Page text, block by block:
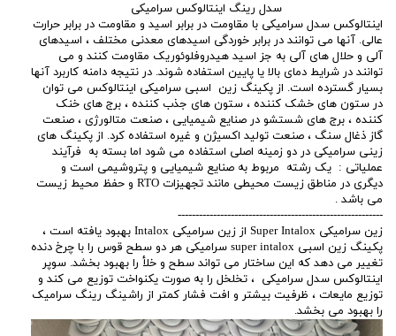
سدل رینگ اینتالوکس سرامیکی
اینتالوکس سدل سرامیکی با مقاومت در برابر اسید و مقاومت در برابر حرارت
عالی. آنها می توانند در برابر خوردگی اسیدهای معدنی مختلف ، اسیدهای
آلی و حلال های آلی به جز اسید هیدروفلوئوریک مقاومت کنند و می
توانند در شرایط دمای بالا یا پایین استفاده شوند. در نتیجه دامنه کاربرد آنها
بسیار گسترده است. از پکینگ زین اسبی سرامیکی اینتالوکس می توان
در ستون های خشک کننده ، ستون های جذب کننده ، برج های خنک
کننده ، برج های شستشو در صنایع شیمیایی ، صنعت متالورژی ، صنعت
گاز ذغال سنگ ، صنعت تولید اکسیژن و غیره استفاده کرد. از پکینگ های
زینی سرامیکی در دو زمینه اصلی استفاده می شود اما بسته به فرآیند
عملیاتی : یک رشته مربوط به صنایع شیمیایی و پتروشیمی است و
دیگری در مناطق زیست محیطی مانند تجهیزات RTO و حفظ محیط زیست
می باشد .
----------------------------------------------------------
زین سرامیکی Super Intalox از زین سرامیکی Intalox بهبود یافته است ،
پکینگ زین اسبی super intalox سرامیکی هر دو سطح قوس را با چرخ دنده
تغییر می دهد که این ساختار می تواند سطح و خلأ را بهبود بخشد. سوپر
اینتالوکس سدل سرامیکی ، تخلخل را به صورت یکنواخت توزیع می کند و
توزیع مایعات ، ظرفیت بیشتر و افت فشار کمتر از راشینگ رینگ سرامیک
را بهبود می بخشد.